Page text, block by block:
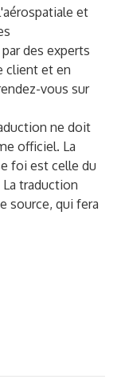
et
des experts
client et en
vous sur
ne doit
officiel. La
foi est celle du
traduction
source, qui fera